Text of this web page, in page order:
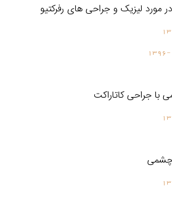
لیزیک و جراحی های رفرکتیو
جراحی کاتاراکت